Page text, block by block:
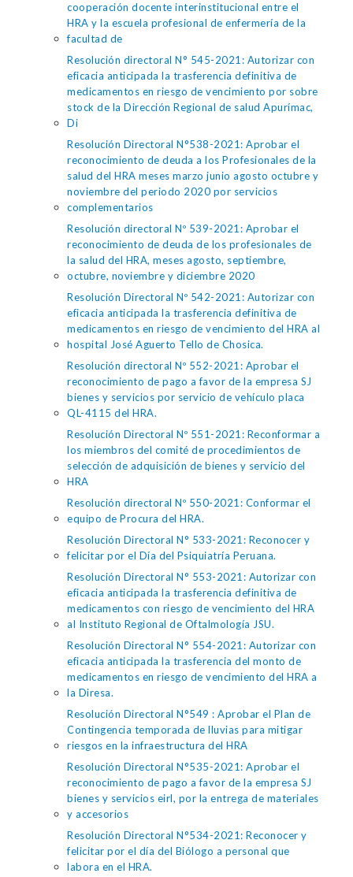
cooperación docente interinstitucional entre el
HRA y la escuela profesional de enfermería de la
facultad de
Resolución directoral N° 545-2021: Autorizar con
eficacia anticipada la trasferencia definitiva de
medicamentos en riesgo de vencimiento por sobre
stock de la Dirección Regional de salud Apurímac,
Di
Resolución Directoral N°538-2021: Aprobar el
reconocimiento de deuda a los Profesionales de la
salud del HRA meses marzo junio agosto octubre y
noviembre del periodo 2020 por servicios
complementarios
Resolución directoral Nº 539-2021: Aprobar el
reconocimiento de deuda de los profesionales de
la salud del HRA, meses agosto, septiembre,
octubre, noviembre y diciembre 2020
Resolución Directoral Nº 542-2021: Autorizar con
eficacia anticipada la trasferencia definitiva de
medicamentos en riesgo de vencimiento del HRA al
hospital José Aguerto Tello de Chosica.
Resolución directoral Nº 552-2021: Aprobar el
reconocimiento de pago a favor de la empresa SJ
bienes y servicios por servicio de vehículo placa
QL-4115 del HRA.
Resolución Directoral Nº 551-2021: Reconformar a
los miembros del comité de procedimientos de
selección de adquisición de bienes y servicio del
HRA
Resolución directoral Nº 550-2021: Conformar el
equipo de Procura del HRA.
Resolución Directoral N° 533-2021: Reconocer y
felicitar por el Día del Psiquiatría Peruana.
Resolución Directoral N° 553-2021: Autorizar con
eficacia anticipada la trasferencia definitiva de
medicamentos con riesgo de vencimiento del HRA
al Instituto Regional de Oftalmología JSU.
Resolución Directoral N° 554-2021: Autorizar con
eficacia anticipada la trasferencia del monto de
medicamentos en riesgo de vencimiento del HRA a
la Diresa.
Resolución Directoral N°549 : Aprobar el Plan de
Contingencia temporada de lluvias para mitigar
riesgos en la infraestructura del HRA
Resolución Directoral N°535-2021: Aprobar el
reconocimiento de pago a favor de la empresa SJ
bienes y servicios eirl, por la entrega de materiales
y accesorios
Resolución Directoral N°534-2021: Reconocer y
felicitar por el día del Biólogo a personal que
labora en el HRA.